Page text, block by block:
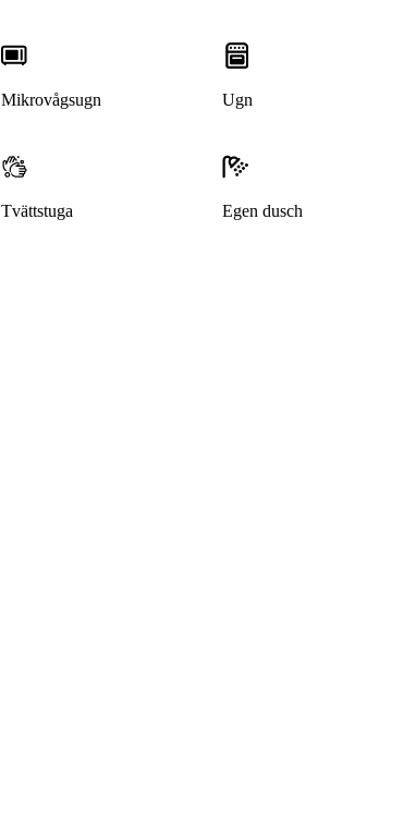
Mikrovågsugn Ugn
Tvättstuga Egen dusch